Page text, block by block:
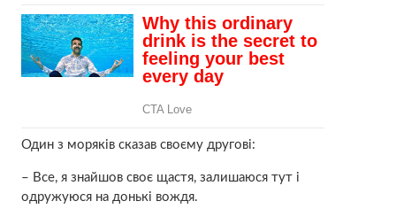
Один з моряків сказав своєму другові:
– Все, я знайшов своє щастя, залишаюся тут і
oдружуюcя на донькі вождя.